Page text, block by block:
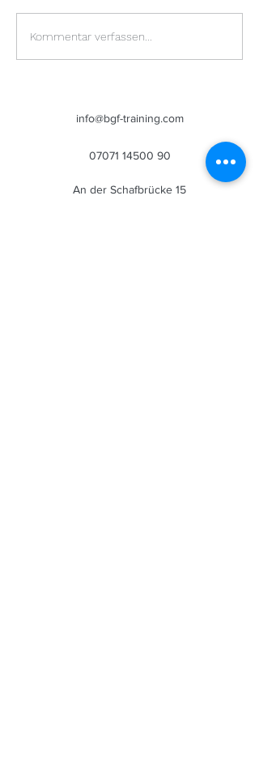
Was bisher geschah...
"Cardio nüchtern?"
Kommentar verfassen...
info@bgf-training.com
07071 14500 90
An der Schafbrücke 15